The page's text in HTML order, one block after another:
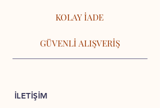
KOLAY İADE
GÜVENLİ ALIŞVERİŞ
İLETİŞİM